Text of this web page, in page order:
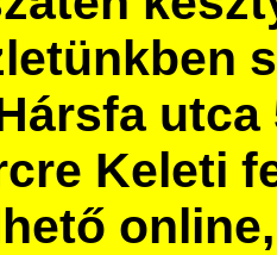
utca
Keleti